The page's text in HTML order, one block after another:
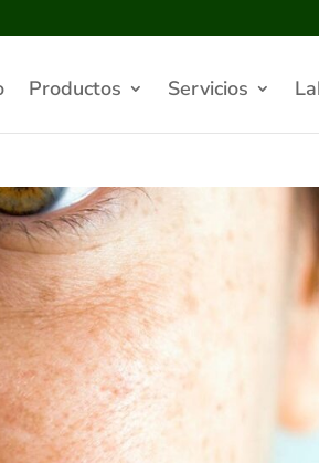
Productos Servicios